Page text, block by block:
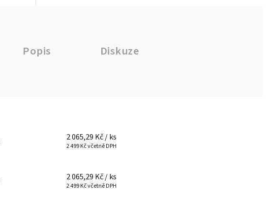
Popis Diskuze
2 065,29 Kč/ ks
2 499 Kč včetně DPH
2 065,29 Kč/ ks
2 499 Kč včetně DPH